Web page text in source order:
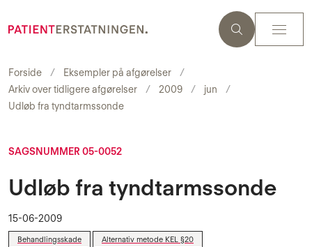
Forside
Eksempler på afgørelser
Arkiv over tidligere afgørelser
2009
jun
Udløb fra tyndtarmssonde
SAGSNUMMER 05-0052
Udløb fra tyndtarmssonde
15-06-2009
Behandlingsskade Alternativ metode KEL §20